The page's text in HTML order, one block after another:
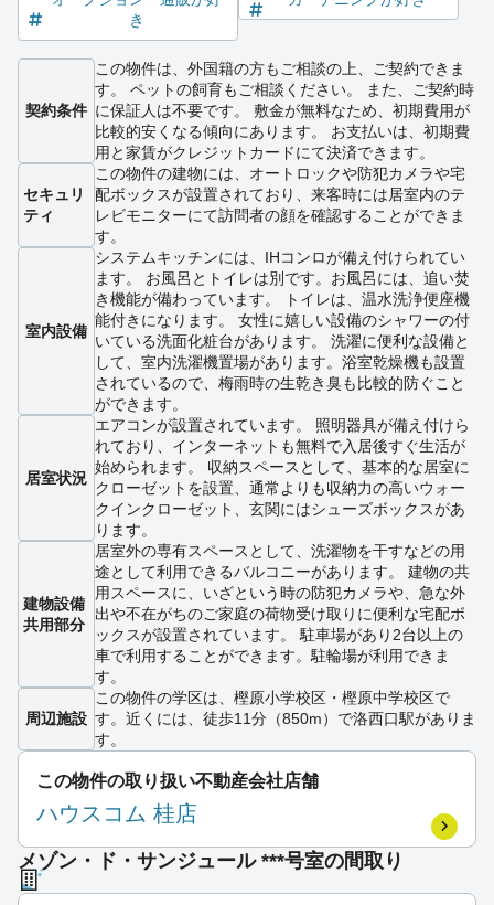
き
契約条件
この物件は、外国籍の方もご相談の上、ご契約できま
す。 ペットの飼育もご相談ください。 また、ご契約時
に保証人は不要です。 敷金が無料なため、初期費用が
比較的安くなる傾向にあります。 お支払いは、初期費
用と家賃がクレジットカードにて決済できます。
セキュリ
ティ
この物件の建物には、オートロックや防犯カメラや宅
配ボックスが設置されており、来客時には居室内のテ
レビモニターにて訪問者の顔を確認することができま
す。
室内設備
システムキッチンには、IHコンロが備え付けられてい
ます。 お風呂とトイレは別です。お風呂には、追い焚
き機能が備わっています。 トイレは、温水洗浄便座機
能付きになります。 女性に嬉しい設備のシャワーの付
いている洗面化粧台があります。 洗濯に便利な設備と
して、室内洗濯機置場があります。浴室乾燥機も設置
されているので、梅雨時の生乾き臭も比較的防ぐこと
ができます。
居室状況
エアコンが設置されています。 照明器具が備え付けら
れており、インターネットも無料で入居後すぐ生活が
始められます。 収納スペースとして、基本的な居室に
クローゼットを設置、通常よりも収納力の高いウォー
クインクローゼット、玄関にはシューズボックスがあ
ります。
建物設備
共用部分
居室外の専有スペースとして、洗濯物を干すなどの用
途として利用できるバルコニーがあります。 建物の共
用スペースに、いざという時の防犯カメラや、急な外
出や不在がちのご家庭の荷物受け取りに便利な宅配ボ
ックスが設置されています。 駐車場があり2台以上の
車で利用することができます。駐輪場が利用できま
す。
周辺施設
この物件の学区は、樫原小学校区・樫原中学校区で
す。近くには、徒歩11分（850m）で洛西口駅がありま
す。
この物件の取り扱い不動産会社店舗
ハウスコム 桂店
メゾン・ド・サンジュール ***号室の間取り